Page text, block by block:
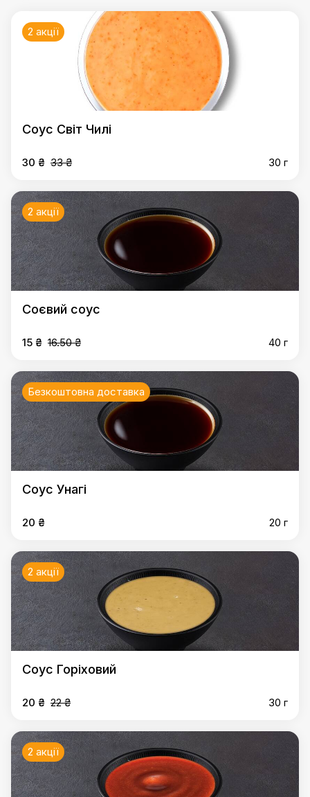
2 акції
Соус Світ Чилі
30 ₴ 33 ₴ 30 г
2 акції
Соєвий соус
15 ₴ 16.50 ₴ 40 г
Безкоштовна доставка
Соус Унагі
20 ₴ 20 г
2 акції
Соус Горіховий
20 ₴ 22 ₴ 30 г
2 акції